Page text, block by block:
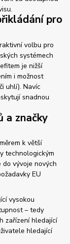
pro
volbu pro
systémech
je nižší
i možnost
uhlí). Navíc
snadnou
a značky
k větší
technologickým
do vývoje nových
EU
vysokou
– tedy
zařízení hledající
hledající